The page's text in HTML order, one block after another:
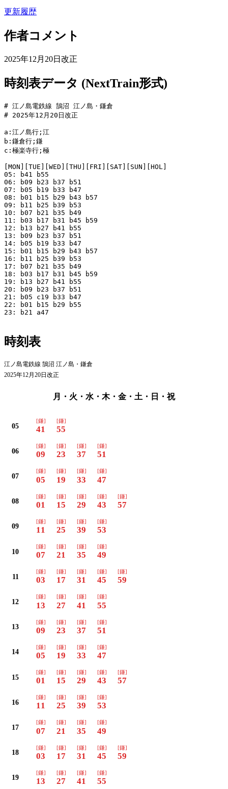
更新履歴
作者コメント
2025年12月20日改正
時刻表データ (NextTrain形式)
# 江ノ島電鉄線 鵠沼 江ノ島・鎌倉
# 2025年12月20日改正
a:江ノ島行;江
b:鎌倉行;鎌
c:極楽寺行;極
[MON][TUE][WED][THU][FRI][SAT][SUN][HOL]
05: b41 b55
06: b09 b23 b37 b51
07: b05 b19 b33 b47
08: b01 b15 b29 b43 b57
09: b11 b25 b39 b53
10: b07 b21 b35 b49
11: b03 b17 b31 b45 b59
12: b13 b27 b41 b55
13: b09 b23 b37 b51
14: b05 b19 b33 b47
15: b01 b15 b29 b43 b57
16: b11 b25 b39 b53
17: b07 b21 b35 b49
18: b03 b17 b31 b45 b59
19: b13 b27 b41 b55
20: b09 b23 b37 b51
21: b05 c19 b33 b47
22: b01 b15 b29 b55
23: b21 a47
時刻表
江ノ島電鉄線 鵠沼 江ノ島・鎌倉
2025年12月20日改正
月・火・水・木・金・土・日・祝
05
[鎌]
41
[鎌]
55
06
[鎌]
09
[鎌]
23
[鎌]
37
[鎌]
51
07
[鎌]
05
[鎌]
19
[鎌]
33
[鎌]
47
08
[鎌]
01
[鎌]
15
[鎌]
29
[鎌]
43
[鎌]
57
09
[鎌]
11
[鎌]
25
[鎌]
39
[鎌]
53
10
[鎌]
07
[鎌]
21
[鎌]
35
[鎌]
49
11
[鎌]
03
[鎌]
17
[鎌]
31
[鎌]
45
[鎌]
59
12
[鎌]
13
[鎌]
27
[鎌]
41
[鎌]
55
13
[鎌]
09
[鎌]
23
[鎌]
37
[鎌]
51
14
[鎌]
05
[鎌]
19
[鎌]
33
[鎌]
47
15
[鎌]
01
[鎌]
15
[鎌]
29
[鎌]
43
[鎌]
57
16
[鎌]
11
[鎌]
25
[鎌]
39
[鎌]
53
17
[鎌]
07
[鎌]
21
[鎌]
35
[鎌]
49
18
[鎌]
03
[鎌]
17
[鎌]
31
[鎌]
45
[鎌]
59
19
[鎌]
13
[鎌]
27
[鎌]
41
[鎌]
55